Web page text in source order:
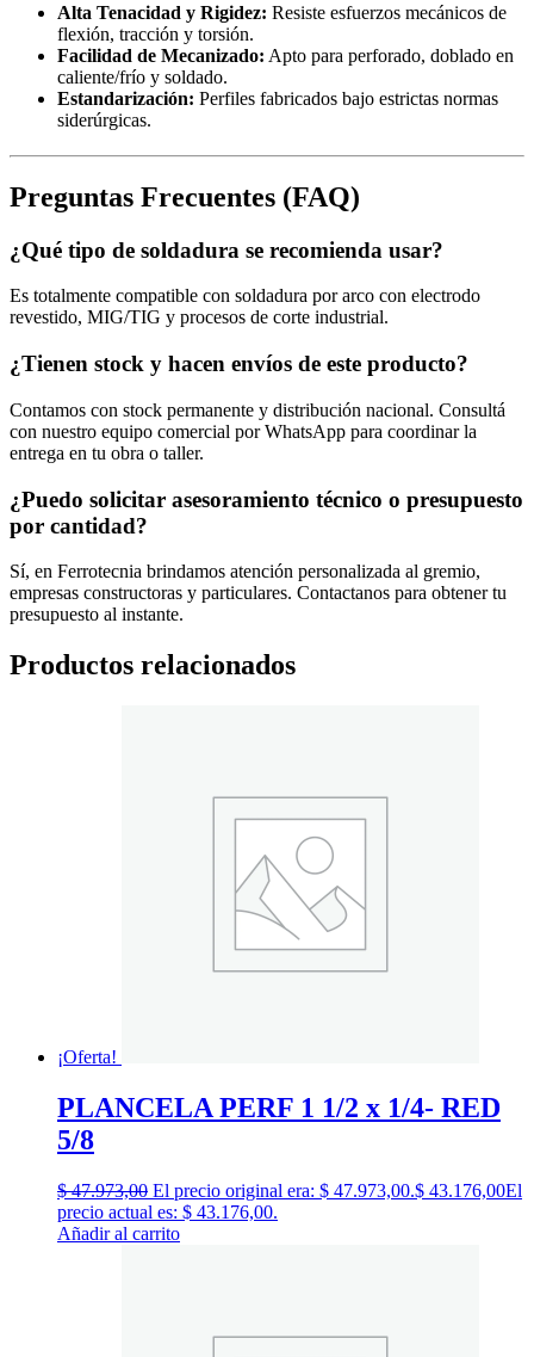
Alta Tenacidad y Rigidez: Resiste esfuerzos mecánicos de
flexión, tracción y torsión.
Facilidad de Mecanizado: Apto para perforado, doblado en
caliente/frío y soldado.
Estandarización: Perfiles fabricados bajo estrictas normas
siderúrgicas.
Preguntas Frecuentes (FAQ)
¿Qué tipo de soldadura se recomienda usar?
Es totalmente compatible con soldadura por arco con electrodo
revestido, MIG/TIG y procesos de corte industrial.
¿Tienen stock y hacen envíos de este producto?
Contamos con stock permanente y distribución nacional. Consultá
con nuestro equipo comercial por WhatsApp para coordinar la
entrega en tu obra o taller.
¿Puedo solicitar asesoramiento técnico o presupuesto
por cantidad?
Sí, en Ferrotecnia brindamos atención personalizada al gremio,
empresas constructoras y particulares. Contactanos para obtener tu
presupuesto al instante.
Productos relacionados
¡Oferta!
PLANCELA PERF 1 1/2 x 1/4- RED
5/8
$47.973,00 El precio original era: $ 47.973,00.$ 43.176,00El
precio actual es: $ 43.176,00.
Añadir al carrito